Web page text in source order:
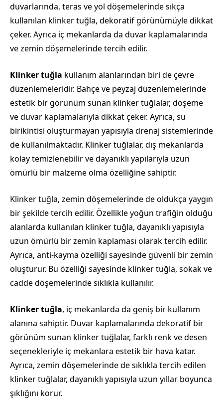
duvarlarında, teras ve yol döşemelerinde sıkça
kullanılan klinker tuğla, dekoratif görünümüyle dikkat
çeker. Ayrıca iç mekanlarda da duvar kaplamalarında
ve zemin döşemelerinde tercih edilir.
Klinker tuğla kullanım alanlarından biri de çevre
düzenlemeleridir. Bahçe ve peyzaj düzenlemelerinde
estetik bir görünüm sunan klinker tuğlalar, döşeme
ve duvar kaplamalarıyla dikkat çeker. Ayrıca, su
birikintisi oluşturmayan yapısıyla drenaj sistemlerinde
de kullanılmaktadır. Klinker tuğlalar, dış mekanlarda
kolay temizlenebilir ve dayanıklı yapılarıyla uzun
ömürlü bir malzeme olma özelliğine sahiptir.
Klinker tuğla, zemin döşemelerinde de oldukça yaygın
bir şekilde tercih edilir. Özellikle yoğun trafiğin olduğu
alanlarda kullanılan klinker tuğla, dayanıklı yapısıyla
uzun ömürlü bir zemin kaplaması olarak tercih edilir.
Ayrıca, anti-kayma özelliği sayesinde güvenli bir zemin
oluşturur. Bu özelliği sayesinde klinker tuğla, sokak ve
cadde döşemelerinde sıklıkla kullanılır.
Klinker tuğla, iç mekanlarda da geniş bir kullanım
alanına sahiptir. Duvar kaplamalarında dekoratif bir
görünüm sunan klinker tuğlalar, farklı renk ve desen
seçenekleriyle iç mekanlara estetik bir hava katar.
Ayrıca, zemin döşemelerinde de sıklıkla tercih edilen
klinker tuğlalar, dayanıklı yapısıyla uzun yıllar boyunca
şıklığını korur.